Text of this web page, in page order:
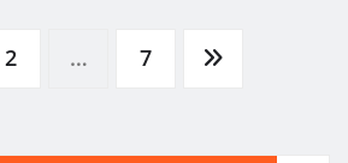
2 … 7